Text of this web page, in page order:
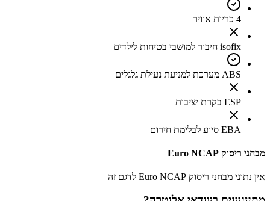
4 כריות אוויר
isofix חיבור למושבי בטיחות לילדים
ABS מערכת למניעת נעילת גלגלים
ESP בקרת יציבות
EBA סיוע לבלימת חירום
מבחני ריסוק Euro NCAP
אין נתוני מבחני ריסוק Euro NCAP לדגם זה